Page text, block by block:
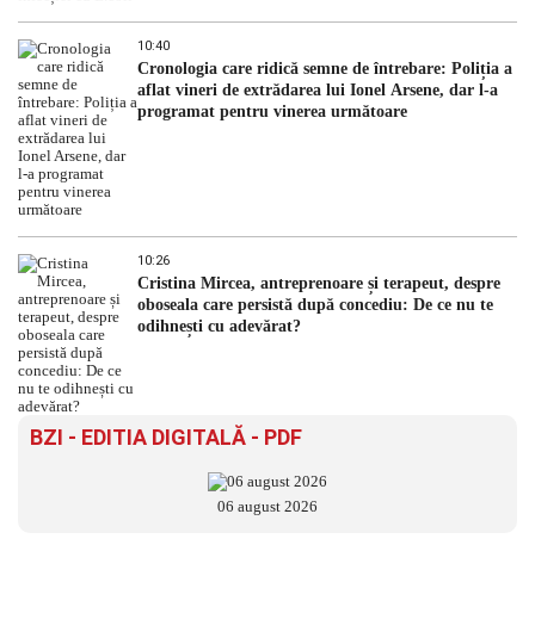
10:40
Cronologia care ridică semne de întrebare: Poliția a
aflat vineri de extrădarea lui Ionel Arsene, dar l-a
programat pentru vinerea următoare
10:26
Cristina Mircea, antreprenoare și terapeut, despre
oboseala care persistă după concediu: De ce nu te
odihnești cu adevărat?
BZI - EDITIA DIGITALĂ - PDF
06 august 2026